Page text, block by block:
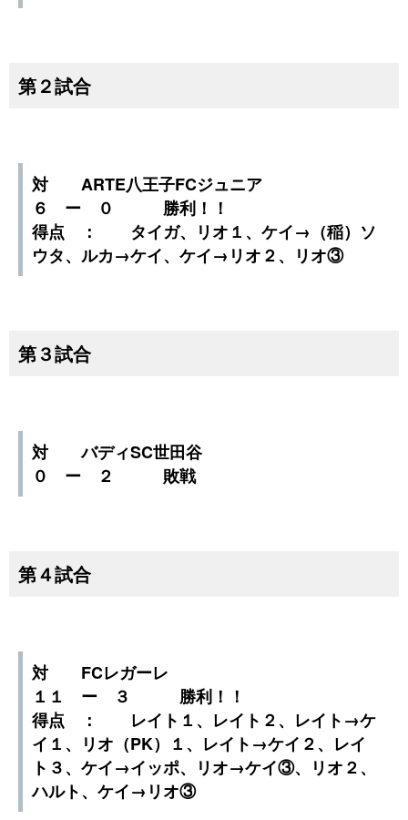
第２試合
対 ARTE八王子FCジュニア
６ ー ０ 勝利！！
得点 ： タイガ、リオ１、ケイ→（稲）ソ
ウタ、ルカ→ケイ、ケイ→リオ２、リオ③
第３試合
対 バディSC世田谷
０ ー ２ 敗戦
第４試合
対 FCレガーレ
１１ ー ３ 勝利！！
得点 ： レイト１、レイト２、レイト→ケ
イ１、リオ（PK）１、レイト→ケイ２、レイ
ト３、ケイ→イッポ、リオ→ケイ③、リオ２、
ハルト、ケイ→リオ③